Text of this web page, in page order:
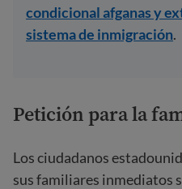
condicional afganas y
sistema de inmigración.
Petición para la
Los ciudadanos
sus familiares inmediatos